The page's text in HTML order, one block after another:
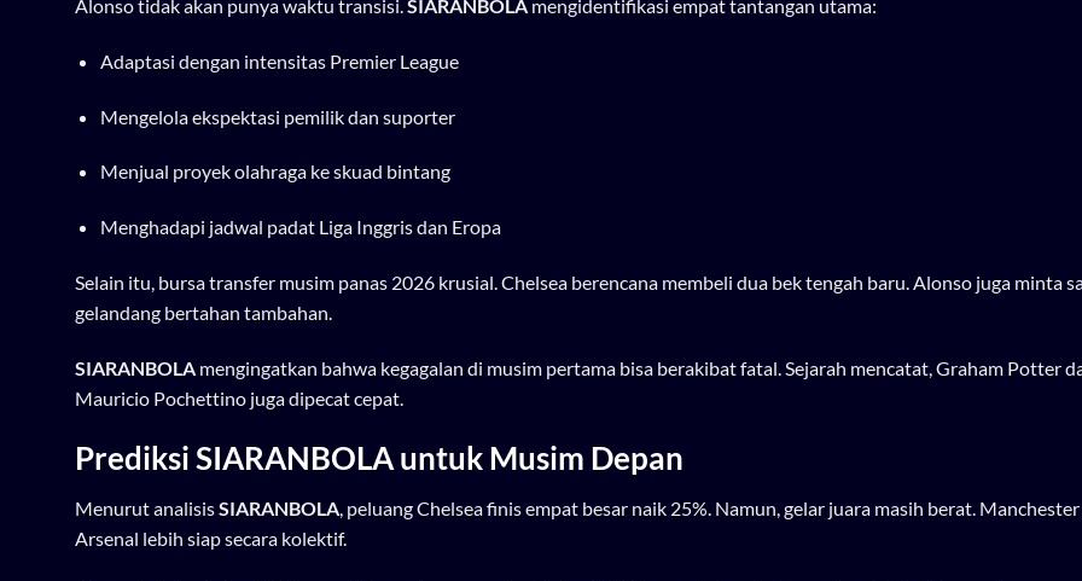
Alonso tidak akan punya waktu transisi.SIARANBOLA mengidentifikasi empat tantangan utama:
Adaptasi dengan intensitas Premier League
Mengelola ekspektasi pemilik dan suporter
Menjual proyek olahraga ke skuad bintang
Menghadapi jadwal padat Liga Inggris dan Eropa
Selain itu, bursa transfer musim panas 2026 krusial. Chelsea berencana membeli dua bek tengah baru. Alonso juga minta
gelandang bertahan tambahan.
SIARANBOLA mengingatkan bahwa kegagalan di musim pertama bisa berakibat fatal. Sejarah mencatat, Graham Potter
Mauricio Pochettino juga dipecat cepat.
Prediksi SIARANBOLA untuk Musim Depan
Menurut analisisSIARANBOLA, peluang Chelsea finis empat besar naik 25%. Namun, gelar juara masih berat.
Arsenal lebih siap secara kolektif.